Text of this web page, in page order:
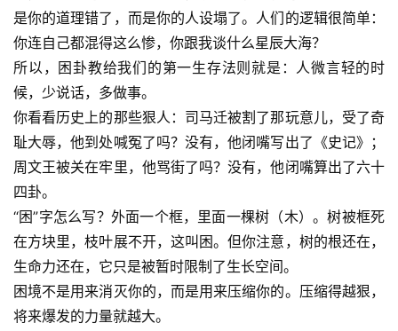
是你的道理错了，而是你的人设塌了。人们的逻辑很简单：
你连自己都混得这么惨，你跟我谈什么星辰大海？
所以，困卦教给我们的第一生存法则就是：人微言轻的时
候，少说话，多做事。
你看看历史上的那些狠人：司马迁被割了那玩意儿，受了奇
耻大辱，他到处喊冤了吗？没有，他闭嘴写出了 《史记》 ；
周文王被关在牢里，他骂街了吗？没有，他闭嘴算出了六十
四卦。
“困”字怎么写？外面一个框，里面一棵树（木）。树被框死
在方块里，枝叶展不开，这叫困。但你注意，树的根还在，
生命力还在，它只是被暂时限制了生长空间。
困境不是用来消灭你的，而是用来压缩你的。压缩得越狠，
将来爆发的力量就越大。